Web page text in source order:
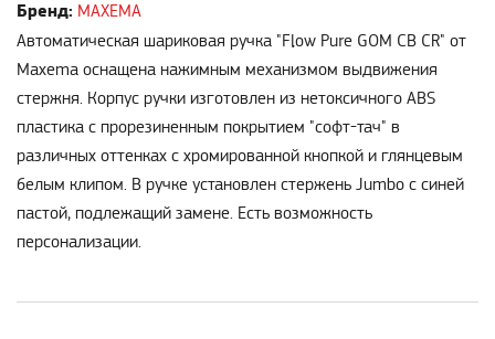
Бренд: MAXEMA
Автоматическая шариковая ручка "Flow Pure GOM CB CR" от
Maxema оснащена нажимным механизмом выдвижения
стержня. Корпус ручки изготовлен из нетоксичного ABS
пластика с прорезиненным покрытием "софт-тач" в
различных оттенках с хромированной кнопкой и глянцевым
белым клипом. В ручке установлен стержень Jumbo с синей
пастой, подлежащий замене. Есть возможность
персонализации.